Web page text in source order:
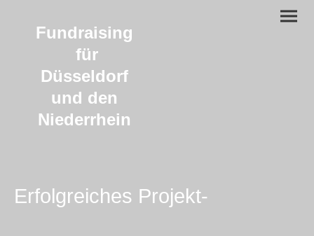
Fundraising
für
Düsseldorf
und den
Niederrhein
Erfolgreiches Projekt-